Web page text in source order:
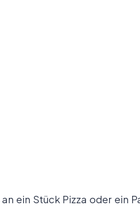
ein Stück Pizza oder ein